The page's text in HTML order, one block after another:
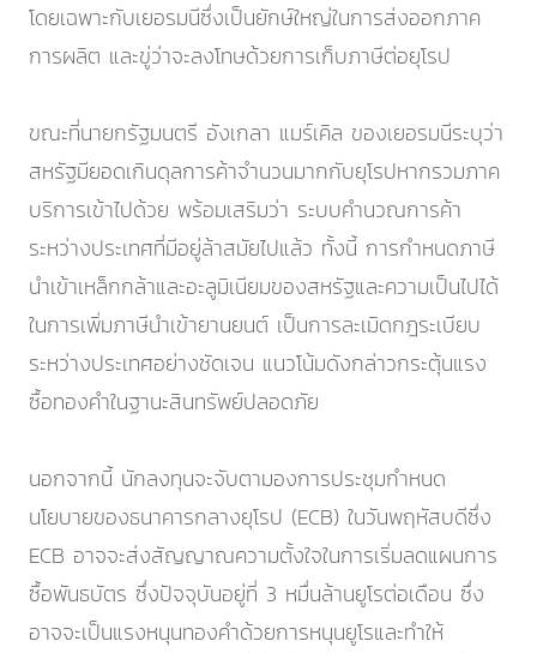
โดยเฉพาะกับเยอรมนีซึ่งเป็นยักษ์ใหญ่ในการส่งออกภาค
การผลิต และขู่ว่าจะลงโทษด้วยการเก็บภาษีต่อยุโรป
ขณะที่นายกรัฐมนตรี อังเกลา แมร์เคิล ของเยอรมนีระบุว่า
สหรัฐมียอดเกินดุลการค้าจำนวนมากกับยุโรปหากรวมภาค
บริการเข้าไปด้วย พร้อมเสริมว่า ระบบคำนวณการค้า
ระหว่างประเทศที่มีอยู่ล้าสมัยไปแล้ว ทั้งนี้ การกำหนดภาษี
นำเข้าเหล็กกล้าและอะลูมิเนียมของสหรัฐและความเป็นไปได้
ในการเพิ่มภาษีนำเข้ายานยนต์ เป็นการละเมิดกฎระเบียบ
ระหว่างประเทศอย่างชัดเจน แนวโน้มดังกล่าวกระตุ้นแรง
ซื้อทองคำในฐานะสินทรัพย์ปลอดภัย
นอกจากนี้ นักลงทุนจะจับตามองการประชุมกำหนด
นโยบายของธนาคารกลางยุโรป (ECB) ในวันพฤหัสบดีซึ่ง
ECB อาจจะส่งสัญญาณความตั้งใจในการเริ่มลดแผนการ
ซื้อพันธบัตร ซึ่งปัจจุบันอยู่ที่ 3 หมื่นล้านยูโรต่อเดือน ซึ่ง
อาจจะเป็นแรงหนุนทองคำด้วยการหนุนยูโรและทำให้